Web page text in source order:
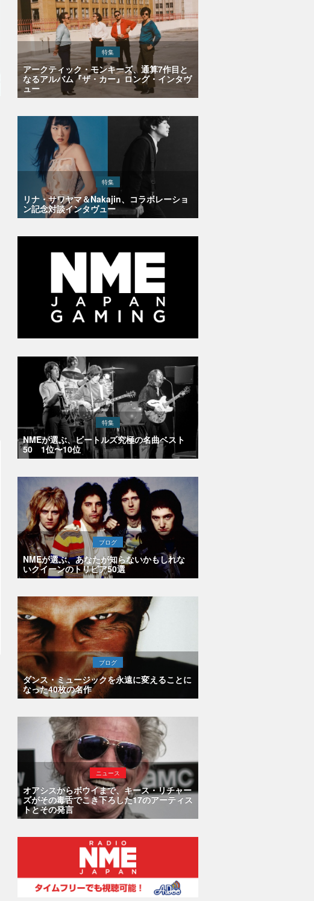
特集
アークティック・モンキーズ、通算7作目と
なるアルバム『ザ・カー』ロング・インタヴ
ュー
特集
リナ・サワヤマ＆Nakajin、コラボレーショ
ン記念対談インタヴュー
特集
NMEが選ぶ、ビートルズ究極の名曲ベスト
50 1位〜10位
ブログ
NMEが選ぶ、あなたが知らないかもしれな
いクイーンのトリビア50選
ブログ
ダンス・ミュージックを永遠に変えることに
なった40枚の名作
ニュース
オアシスからボウイまで、キース・リチャー
ズがその毒舌でこき下ろした17のアーティス
トとその発言